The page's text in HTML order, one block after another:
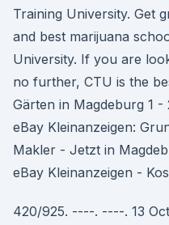
Training University. Get
and best marijuana
University. If you are
no further, CTU is the
Gärten in Magdeburg 1
eBay Kleinanzeigen:
Makler - Jetzt in
eBay Kleinanzeigen -
420/925. ----. ----. 13